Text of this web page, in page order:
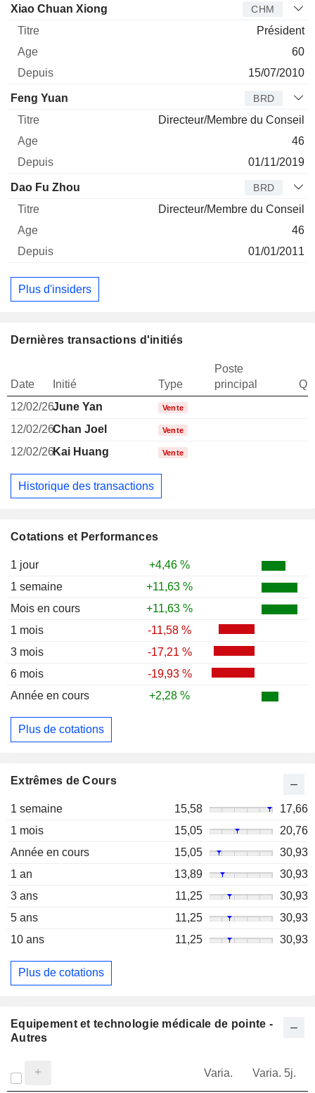
Cotations et Performances
1 jour
+4,46 %
1 semaine
+11,63 %
Mois en cours
+11,63 %
1 mois
-11,58 %
3 mois
-17,21 %
6 mois
-19,93 %
Année en cours
+2,28 %
Plus de cotations
Extrêmes de Cours
1 semaine 15,58
17,66
1 mois
15,05
20,76
Année en cours
15,05
30,93
1 an
13,89
30,93
3 ans
11,25
30,93
5 ans
11,25
30,93
10 ans
11,25 30,93
Plus de cotations
Administrateur Titre
Xiao Chuan Xiong CHM
Président
60
15/07/2010
Feng Yuan BRD
Directeur/Membre du Conseil
46
01/11/2019
Dao Fu Zhou BRD
Directeur/Membre du Conseil
46
01/01/2011
Plus d'insiders
Dernières transactions d'initiés
Date Initié Type
Poste
principal
12/02/26June Yan Vente
12/02/26Chan Joel Vente
12/02/26Kai Huang Vente
Historique des transactions
Equipement et technologie médicale de pointe -
Autres
Varia. Varia. 5j.